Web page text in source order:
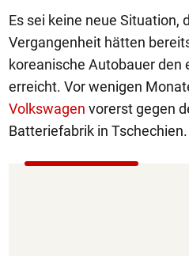
Es sei keine neue Situation,
Vergangenheit hätten
koreanische Autobauer den
erreicht. Vor wenigen
Volkswagen vorerst gegen
Batteriefabrik in Tschechien.